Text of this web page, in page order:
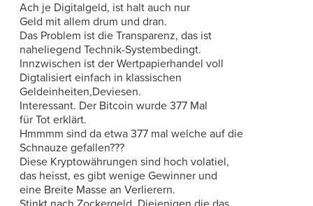
Ach je Digitalgeld, ist halt auch nur
Geld mit allem drum und dran.
Das Problem ist die Transparenz, das ist
naheliegend Technik-Systembedingt.
Innzwischen ist der Wertpapierhandel voll
Digtalisiert einfach in klassischen
Geldeinheiten,Deviesen.
Interessant. Der Bitcoin wurde 377 Mal
für Tot erklärt.
Hmmmm sind da etwa 377 mal welche auf die
Schnauze gefallen???
Diese Kryptowährungen sind hoch volatiel,
das heisst, es gibt wenige Gewinner und
eine Breite Masse an Verlierern.